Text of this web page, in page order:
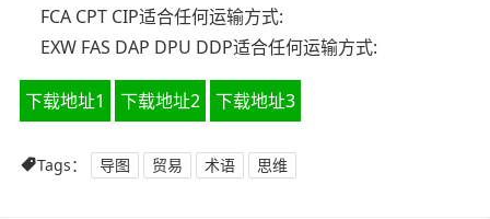
FCA CPT CIP适合任何运输方式:
EXW FAS DAP DPU DDP适合任何运输方式:
下载地址1 下载地址2 下载地址3
Tags： 导图 贸易 术语 思维